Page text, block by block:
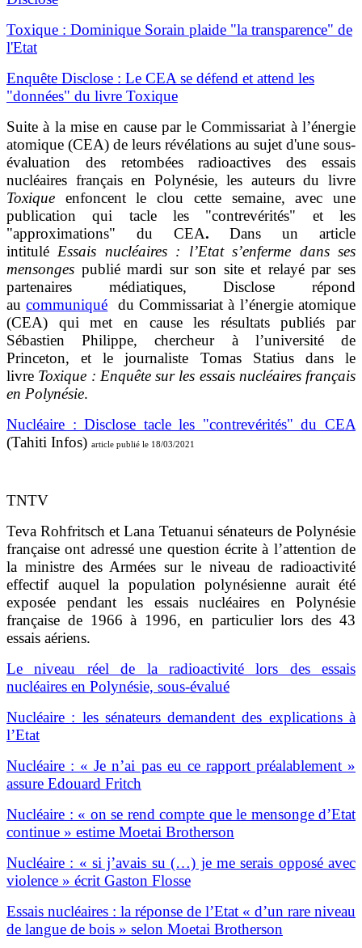
Toxique : Dominique Sorain plaide "la transparence" de
l'Etat
Enquête Disclose : Le CEA se défend et attend les
"données" du livre Toxique
Suite à la mise en cause par le Commissariat à l’énergie
atomique (CEA) de leurs révélations au sujet d'une sous-
évaluation des retombées radioactives des essais
nucléaires français en Polynésie, les auteurs du livre
Toxique enfoncent le clou cette semaine, avec une
publication qui tacle les "contrevérités" et les
"approximations" du CEA.Dans un article
intitulé Essais nucléaires : l’Etat s’enferme dans ses
mensonges publié mardi sur son site et relayé par ses
partenaires médiatiques, Disclose répond
aucommuniqué du Commissariat à l’énergie atomique
(CEA) qui met en cause les résultats publiés par
Sébastien Philippe, chercheur à l’université de
Princeton, et le journaliste Tomas Statius dans le
livre Toxique : Enquête sur les essais nucléaires français
en Polynésie.
Nucléaire : Disclose tacle les "contrevérités" du CEA
(Tahiti Infos) article publié le 18/03/2021
TNTV
Teva Rohfritsch et Lana Tetuanui sénateurs de Polynésie
française ont adressé une question écrite à l’attention de
la ministre des Armées sur le niveau de radioactivité
effectif auquel la population polynésienne aurait été
exposée pendant les essais nucléaires en Polynésie
française de 1966 à 1996, en particulier lors des 43
essais aériens.
Le niveau réel de la radioactivité lors des essais
nucléaires en Polynésie, sous-évalué
Nucléaire : les sénateurs demandent des explications à
l’Etat
Nucléaire : « Je n’ai pas eu ce rapport préalablement »
assure Edouard Fritch
Nucléaire : « on se rend compte que le mensonge d’Etat
continue » estime Moetai Brotherson
Nucléaire : « si j’avais su (…) je me serais opposé avec
violence » écrit Gaston Flosse
Essais nucléaires : la réponse de l’Etat « d’un rare niveau
de langue de bois » selon Moetai Brotherson